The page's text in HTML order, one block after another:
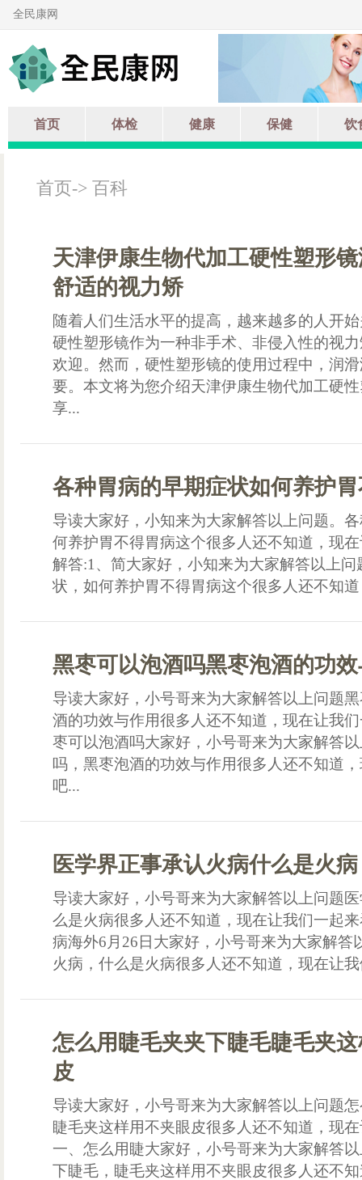
全民康网
首页 体检 健康 保健 饮
首页-> 百科
天津伊康生物代加工硬性塑形
舒适的视力矫
随着人们生活水平的提高，越来越多的人开
硬性塑形镜作为一种非手术、非侵入性的视
欢迎。然而，硬性塑形镜的使用过程中，润
要。本文将为您介绍天津伊康生物代加工硬
享...
各种胃病的早期症状如何养护
导读大家好，小知来为大家解答以上问题。
何养护胃不得胃病这个很多人还不知道，现
解答:1、简大家好，小知来为大家解答以上
状，如何养护胃不得胃病这个很多人还不知
黑枣可以泡酒吗黑枣泡酒的功
导读大家好，小号哥来为大家解答以上问题
酒的功效与作用很多人还不知道，现在让我
枣可以泡酒吗大家好，小号哥来为大家解答
吗，黑枣泡酒的功效与作用很多人还不知道
吧...
医学界正事承认火病什么是火病
导读大家好，小号哥来为大家解答以上问题
么是火病很多人还不知道，现在让我们一起
病海外6月26日大家好，小号哥来为大家解答
火病，什么是火病很多人还不知道，现在让
怎么用睫毛夹夹下睫毛睫毛夹
皮
导读大家好，小号哥来为大家解答以上问题
睫毛夹这样用不夹眼皮很多人还不知道，现
一、怎么用睫大家好，小号哥来为大家解答
下睫毛，睫毛夹这样用不夹眼皮很多人还不